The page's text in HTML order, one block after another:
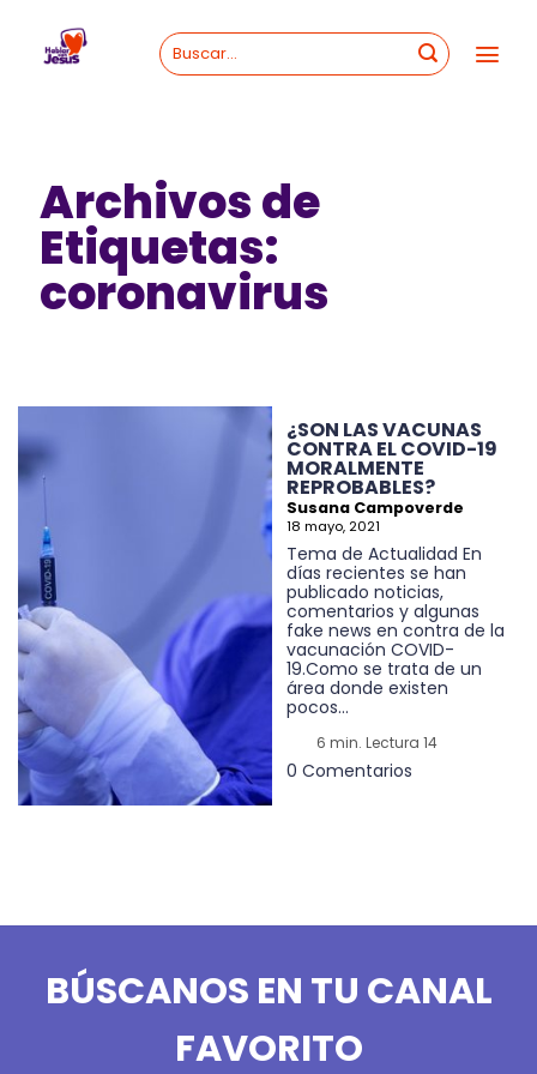
content
Archivos de
Etiquetas:
coronavirus
¿SON LAS VACUNAS
CONTRA EL COVID-19
MORALMENTE
REPROBABLES?
Susana Campoverde
18 mayo, 2021
Tema de Actualidad En
días recientes se han
publicado noticias,
comentarios y algunas
fake news en contra de la
vacunación COVID-
19.Como se trata de un
área donde existen
pocos...
6 min. Lectura 14
0 Comentarios
BÚSCANOS EN TU CANAL
FAVORITO